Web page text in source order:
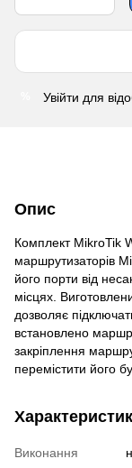
Увійти для
Опис
Комплект MikroTik
маршрутизаторів
його порти від
місцях.
дозволяє
встановлено
закріплення
перемістити його
Виконання